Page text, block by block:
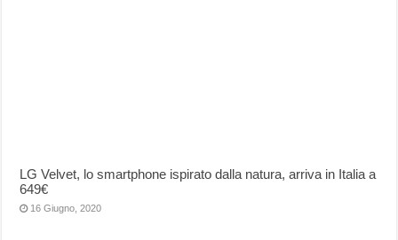
LG Velvet, lo smartphone ispirato dalla natura, arriva in Italia a
649€
16 Giugno, 2020